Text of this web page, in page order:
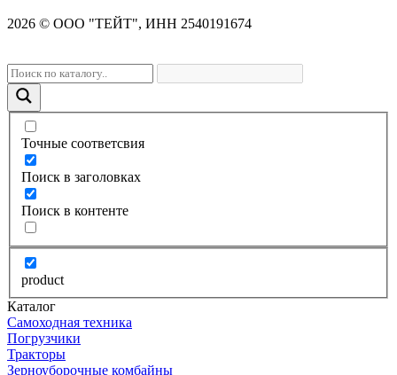
2026 © OOO "ТЕЙТ", ИНН 2540191674
Точные соответсвия
Поиск в заголовках
Поиск в контенте
product
Каталог
Самоходная техника
Погрузчики
Тракторы
Зерноуборочные комбайны